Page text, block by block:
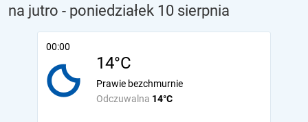
na jutro - poniedziałek 10 sierpnia
00:00
14°C
Odczuwalna 14°C
Prawie bezchmurnie